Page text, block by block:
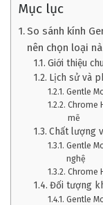
Mục lục
So sánh kính
nên chọn loại
Giới thiệu
Lịch sử và
Gentle
Chrome
mẽ
Chất lượng
Gentle
nghệ
Chrome
Đối tượng
Gentle